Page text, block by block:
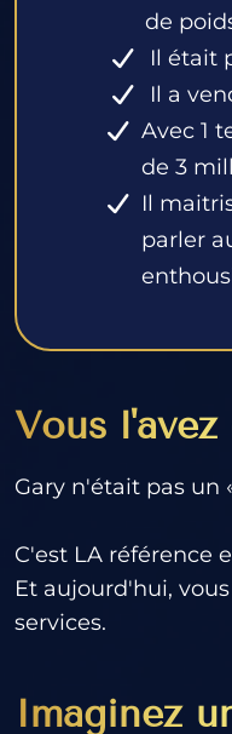
de
Il était
Il a
Avec 1
de 3
Il
parler
Vous
Gary n'était pas un
C'est LA référence
Et aujourd'hui,
services.
Imaginez